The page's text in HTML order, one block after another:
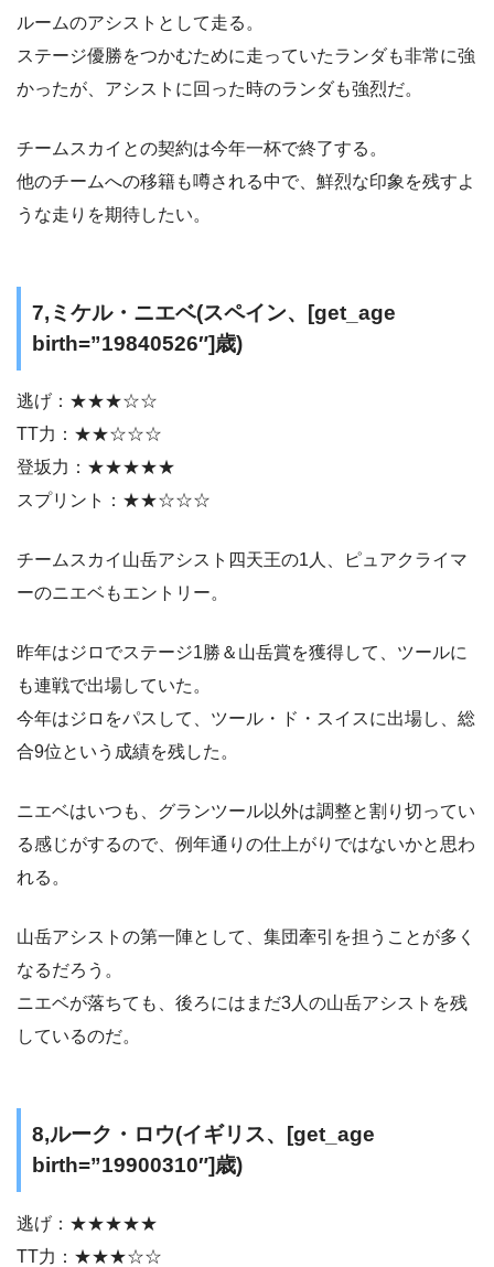
ルームのアシストとして走る。
ステージ優勝をつかむために走っていたランダも非常に強
かったが、アシストに回った時のランダも強烈だ。
チームスカイとの契約は今年一杯で終了する。
他のチームへの移籍も噂される中で、鮮烈な印象を残すよ
うな走りを期待したい。
7,ミケル・ニエベ(スペイン、[get_age
birth=”19840526″]歳)
逃げ：★★★☆☆
TT力：★★☆☆☆
登坂力：★★★★★
スプリント：★★☆☆☆
チームスカイ山岳アシスト四天王の1人、ピュアクライマ
ーのニエベもエントリー。
昨年はジロでステージ1勝＆山岳賞を獲得して、ツールに
も連戦で出場していた。
今年はジロをパスして、ツール・ド・スイスに出場し、総
合9位という成績を残した。
ニエベはいつも、グランツール以外は調整と割り切ってい
る感じがするので、例年通りの仕上がりではないかと思わ
れる。
山岳アシストの第一陣として、集団牽引を担うことが多く
なるだろう。
ニエベが落ちても、後ろにはまだ3人の山岳アシストを残
しているのだ。
8,ルーク・ロウ(イギリス、[get_age
birth=”19900310″]歳)
逃げ：★★★★★
TT力：★★★☆☆